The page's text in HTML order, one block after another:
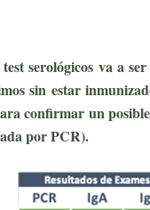
serológicos va a
sin estar
confirmar un
por PCR).